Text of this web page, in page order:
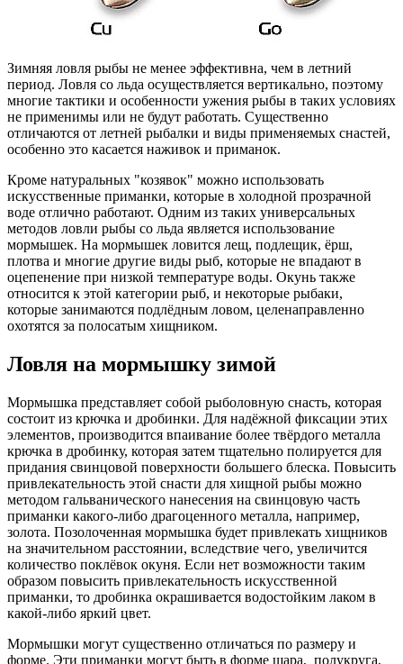
Зимняя ловля рыбы не менее эффективна, чем в летний
период. Ловля со льда осуществляется вертикально, поэтому
многие тактики и особенности ужения рыбы в таких условиях
не применимы или не будут работать. Существенно
отличаются от летней рыбалки и виды применяемых снастей,
особенно это касается наживок и приманок.
Кроме натуральных "козявок" можно использовать
искусственные приманки, которые в холодной прозрачной
воде отлично работают. Одним из таких универсальных
методов ловли рыбы со льда является использование
мормышек. На мормышек ловится лещ, подлещик, ёрш,
плотва и многие другие виды рыб, которые не впадают в
оцепенение при низкой температуре воды. Окунь также
относится к этой категории рыб, и некоторые рыбаки,
которые занимаются подлёдным ловом, целенаправленно
охотятся за полосатым хищником.
Ловля на мормышку зимой
Мормышка представляет собой рыболовную снасть, которая
состоит из крючка и дробинки. Для надёжной фиксации этих
элементов, производится впаивание более твёрдого металла
крючка в дробинку, которая затем тщательно полируется для
придания свинцовой поверхности большего блеска. Повысить
привлекательность этой снасти для хищной рыбы можно
методом гальванического нанесения на свинцовую часть
приманки какого-либо драгоценного металла, например,
золота. Позолоченная мормышка будет привлекать хищников
на значительном расстоянии, вследствие чего, увеличится
количество поклёвок окуня. Если нет возможности таким
образом повысить привлекательность искусственной
приманки, то дробинка окрашивается водостойким лаком в
какой-либо яркий цвет.
Мормышки могут существенно отличаться по размеру и
форме. Эти приманки могут быть в форме шара, полукруга,